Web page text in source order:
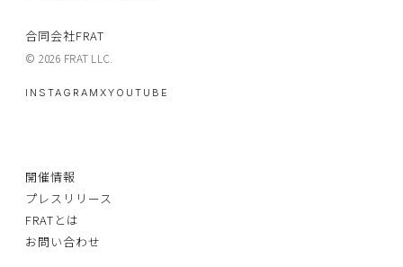
合同会社FRAT
© 2026 FRAT LLC.
INSTAGRAM XYOUTUBE
開催情報
プレスリリース
FRATとは
お問い合わせ